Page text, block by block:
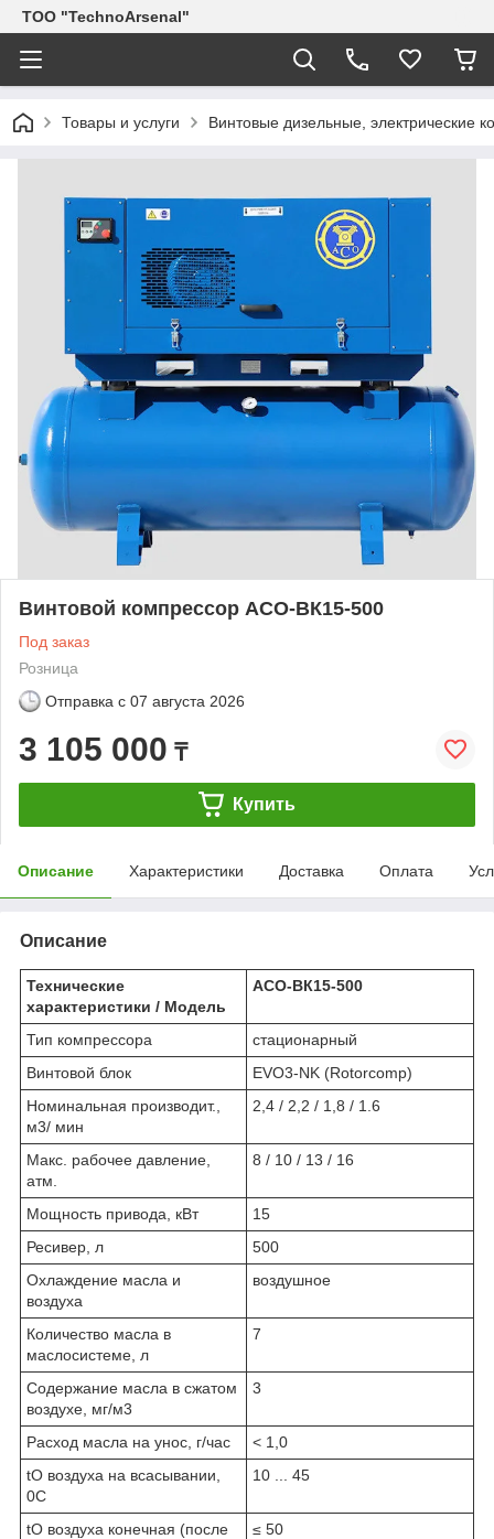
ТОО "TechnoArsenal"
Товары и услуги Винтовые дизельные, электрические
Винтовой компрессор АСО-ВК15-500
Под заказ
Розница
Отправка с 07 августа 2026
3 105 000 ₸
Купить
Описание Характеристики Доставка Оплата
Описание
Технические
характеристики / Модель
АСО-ВК15-500
Тип компрессора
стационарный
Винтовой блок
EVO3-NK (Rotorcomp)
Номинальная производит.,
м3/ мин
2,4 / 2,2 / 1,8 / 1.6
Макс. рабочее давление,
атм.
8 / 10 / 13 / 16
Мощность привода, кВт
15
Ресивер, л
500
Охлаждение масла и
воздуха
воздушное
Количество масла в
маслосистеме, л
7
Содержание масла в сжатом
воздухе, мг/м3
3
Расход масла на унос, г/час
< 1,0
tO воздуха на всасывании,
0С
10 ... 45
tO воздуха конечная (после
≤ 50